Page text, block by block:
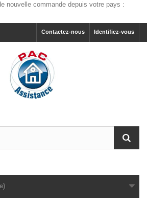
nouvelle commande depuis votre pays :
Identifiez-vous
Contactez-nous